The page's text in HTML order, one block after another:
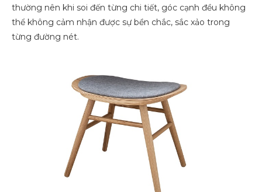
thường nên khi soi đến từng chi tiết, góc cạnh đều không
thể không cảm nhận được sự bền chắc, sắc xảo trong
từng đường nét.